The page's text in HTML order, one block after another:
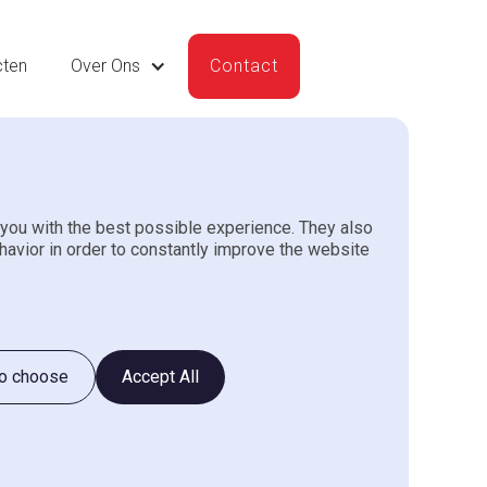
Over Ons Contact
with the best possible experience. They also
in order to constantly improve the website
choose Accept All
type class f520 en